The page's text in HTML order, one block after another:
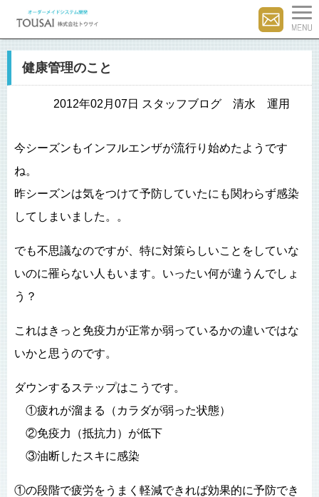
健康管理のこと
2012年02月07日 スタッフブログ 清水 運用
今シーズンもインフルエンザが流行り始めたようです
ね。
昨シーズンは気をつけて予防していたにも関わらず感染
してしまいました。。
でも不思議なのですが、特に対策らしいことをしていな
いのに罹らない人もいます。いったい何が違うんでしょ
う？
これはきっと免疫力が正常か弱っているかの違いではな
いかと思うのです。
ダウンするステップはこうです。
①疲れが溜まる（カラダが弱った状態）
②免疫力（抵抗力）が低下
③油断したスキに感染
①の段階で疲労をうまく軽減できれば効果的に予防でき